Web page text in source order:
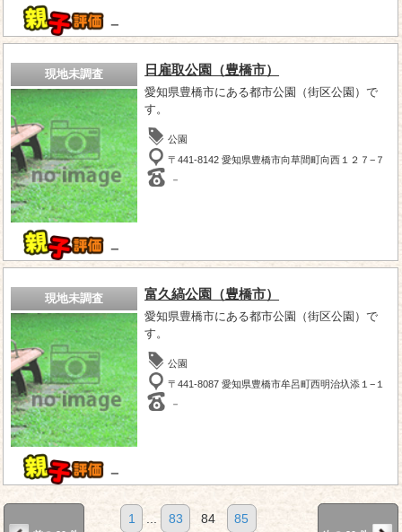
－
現地未調査
－
日雇取公園（豊橋市）
愛知県豊橋市にある都市公園（街区公園）で
す。
公園
〒441-8142 愛知県豊橋市向草間町向西１２７−７
－
現地未調査
－
富久縞公園（豊橋市）
愛知県豊橋市にある都市公園（街区公園）で
す。
公園
〒441-8087 愛知県豊橋市牟呂町西明治圦添１−１
－
1 83 84 85